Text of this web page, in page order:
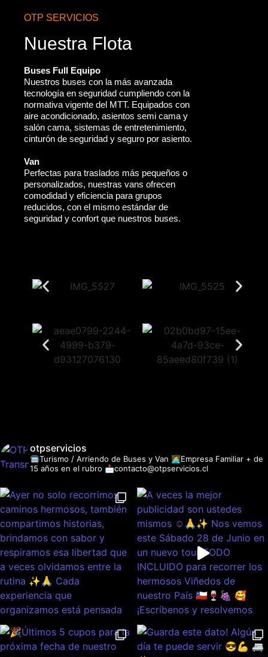
OTP SERVICIOS
Nuestra Flota
Buses Full Equipo
Nuestros buses con la más avanzada
tecnología en seguridad cumpliendo con la
normativa vigente del MTT. Equipados con
aire acondicionado, asientos semi cama y
salón cama, sistemas de entretenimiento,
cinturón de seguridad y seguro por asiento.
Van
Perfectas para traslados más pequeños o
personalizados, nuestras vans ofrecen
comodidad y eficiencia para grupos
reducidos, con el mismo estándar de
seguridad y confort que nuestros buses.
otpservicios
🚍Turismo / Arriendo de Buses y Van 👩‍💻Empresa Familiar + de
15 años en el rubro 📩contacto@otpservicios.cl